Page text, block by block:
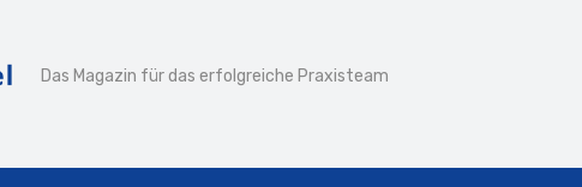
Das Magazin für das erfolgreiche Praxisteam